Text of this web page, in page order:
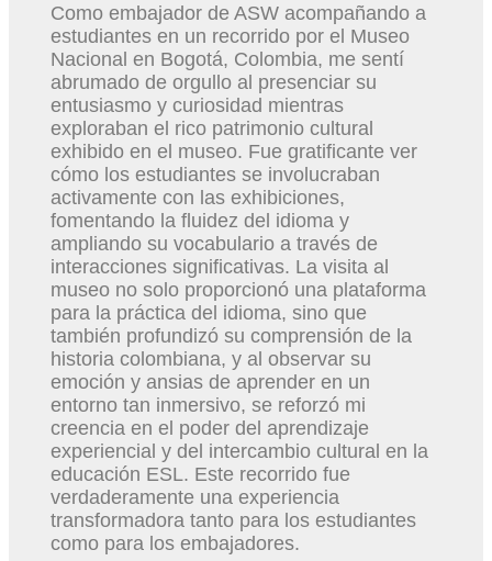
Como embajador de ASW acompañando a
estudiantes en un recorrido por el Museo
Nacional en Bogotá, Colombia, me sentí
abrumado de orgullo al presenciar su
entusiasmo y curiosidad mientras
exploraban el rico patrimonio cultural
exhibido en el museo. Fue gratificante ver
cómo los estudiantes se involucraban
activamente con las exhibiciones,
fomentando la fluidez del idioma y
ampliando su vocabulario a través de
interacciones significativas. La visita al
museo no solo proporcionó una plataforma
para la práctica del idioma, sino que
también profundizó su comprensión de la
historia colombiana, y al observar su
emoción y ansias de aprender en un
entorno tan inmersivo, se reforzó mi
creencia en el poder del aprendizaje
experiencial y del intercambio cultural en la
educación ESL. Este recorrido fue
verdaderamente una experiencia
transformadora tanto para los estudiantes
como para los embajadores.